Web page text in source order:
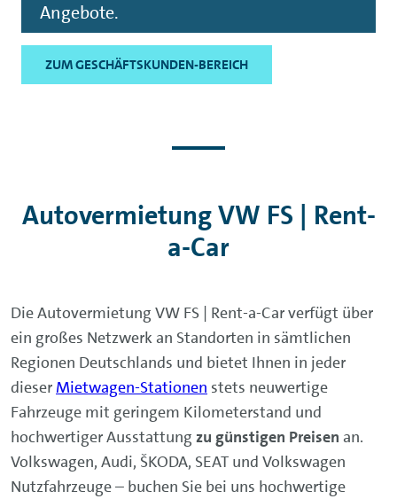
Angebote.
ZUM GESCHÄFTSKUNDEN-BEREICH
Autovermietung VW FS | Rent-
a-Car
Die Autovermietung VW FS | Rent-a-Car verfügt über
ein großes Netzwerk an Standorten in sämtlichen
Regionen Deutschlands und bietet Ihnen in jeder
dieser Mietwagen-Stationen stets neuwertige
Fahrzeuge mit geringem Kilometerstand und
hochwertiger Ausstattung zu günstigen Preisen an.
Volkswagen, Audi, ŠKODA, SEAT und Volkswagen
Nutzfahrzeuge – buchen Sie bei uns hochwertige